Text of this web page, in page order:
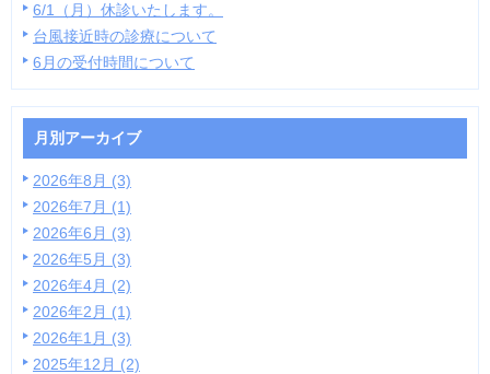
6/1（月）休診いたします。
台風接近時の診療について
6月の受付時間について
月別アーカイブ
2026年8月 (3)
2026年7月 (1)
2026年6月 (3)
2026年5月 (3)
2026年4月 (2)
2026年2月 (1)
2026年1月 (3)
2025年12月 (2)